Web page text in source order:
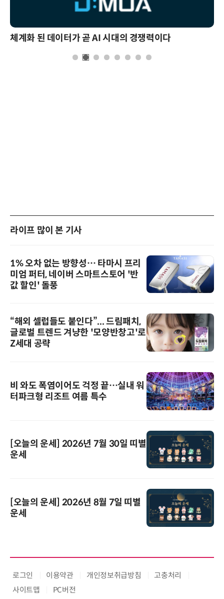
체계화 된 데이터가 곧 AI 시대의 경쟁력이다
라이프 많이 본 기사
1% 오차 없는 방향성… 타마시 프리
미엄 퍼터, 네이버 스마트스토어 '반
값 할인' 돌풍
“해외 셀럽들도 붙인다”... 드림패치,
글로벌 트렌드 겨냥한 '모양반창고'로
Z세대 공략
비 와도 폭염이어도 걱정 끝…실내 워
터파크형 리조트 여름 특수
[오늘의 운세] 2026년 7월 30일 띠별
운세
[오늘의 운세] 2026년 8월 7일 띠별
운세
로그인 이용약관 개인정보취급방침
고충처리
사이트맵
PC버전